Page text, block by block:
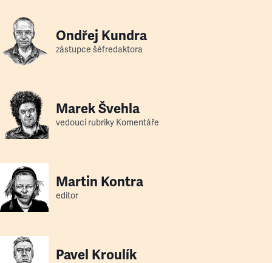
Ondřej Kundra
zástupce šéfredaktora
Marek Švehla
vedoucí rubriky Komentáře
Martin Kontra
editor
Pavel Kroulík